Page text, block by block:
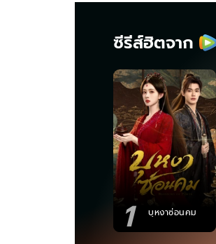
ซีรีส์ฮิตจาก
1 บุหงาซ่อนคม